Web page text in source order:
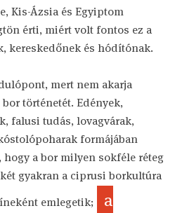
Kis-Ázsia és Egyiptom
érti, miért volt fontos ez a
kereskedőnek és hódítónak.
mert nem akarja
történetét. Edények,
falusi tudás, lovagvárak,
formájában
hogy a bor milyen sokféle réteg
gyakran a ciprusi borkultúra
emlegetik;
a